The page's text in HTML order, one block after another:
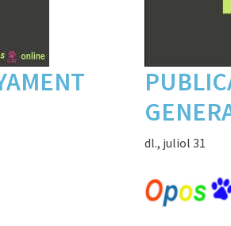
dl., juliol 31